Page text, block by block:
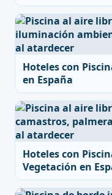
Hoteles con
en España
Hoteles con
Vegetación en